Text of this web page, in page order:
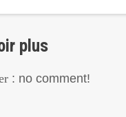
plus
: no comment!